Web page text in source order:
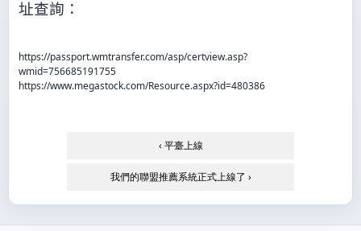
址查詢：
https://passport.wmtransfer.com/asp/certview.asp?
wmid=756685191755
https://www.megastock.com/Resource.aspx?id=480386
‹ 平臺上線
我們的聯盟推薦系統正式上線了 ›